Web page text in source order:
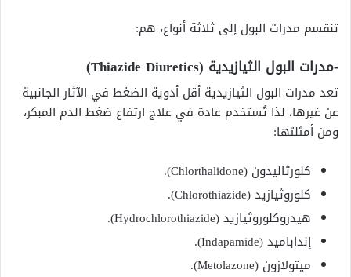
تنقسم مدرات البول إلى ثلاثة أنواع، هم:
-مدرات البول الثيازيدية (Thiazide Diuretics)
تعد مدرات البول الثيازيدية أقل أدوية الضغط في الآثار الجانبية
عن غيرها، لذا تُستخدم عادة في علاج ارتفاع ضغط الدم المبكر،
ومن أمثلتها:
كلورثاليدون (Chlorthalidone).
كلوروثيازيد (Chlorothiazide).
هيدروكلوروثيازيد (Hydrochlorothiazide).
إنداباميد (Indapamide).
ميتولازون (Metolazone).